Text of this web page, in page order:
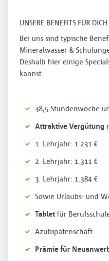
UNSERE BENEFITS FÜR DICH
Bei uns sind typische
Mineralwasser &
Deshalb hier einige
kannst:
38,5 Stundenwoche
Attraktive Vergütung
1. Lehrjahr: 1.231 €
2. Lehrjahr: 1.311 €
3. Lehrjahr: 1.384 €
Sowie Urlaubs- und
Tablet für
Azubipatenschaft
Prämie für